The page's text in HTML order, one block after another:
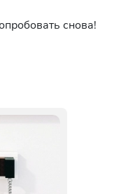
снова!